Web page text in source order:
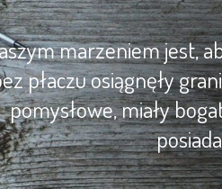
marzeniem jest,
płaczu osiągnęły
pomysłowe, miały